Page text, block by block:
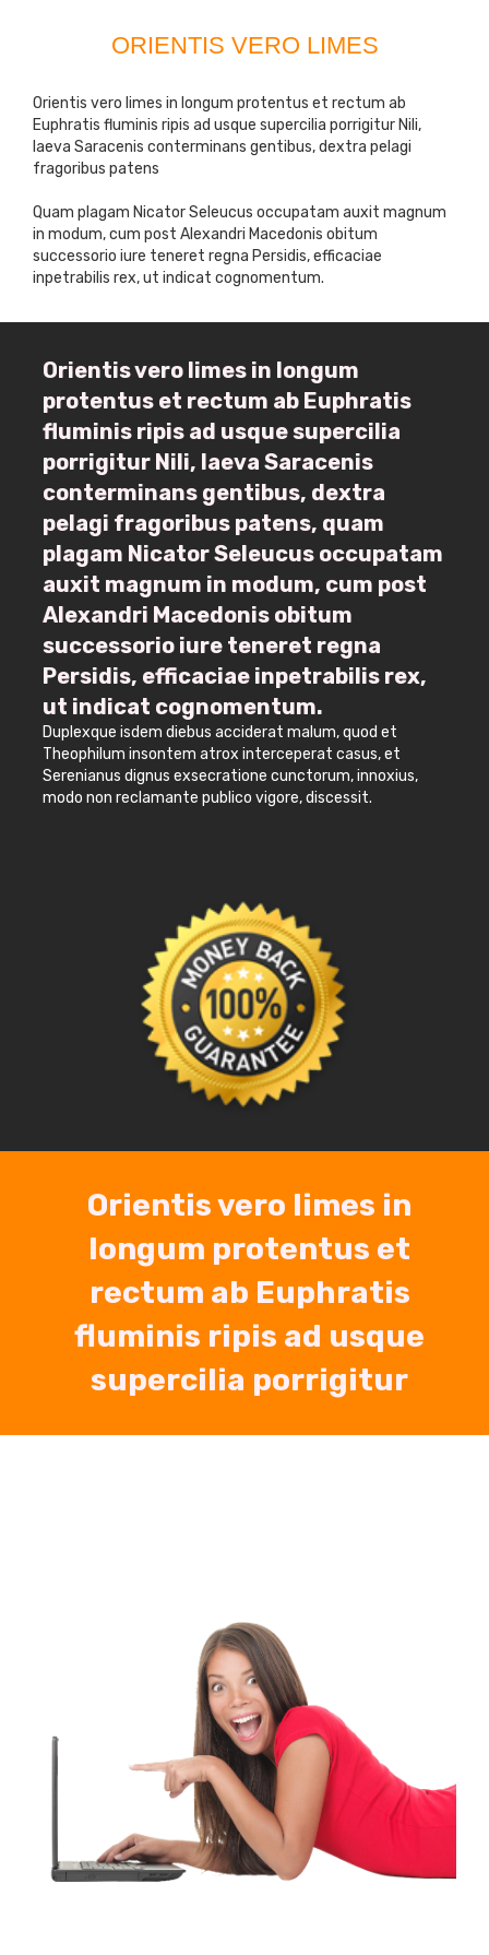
ORIENTIS VERO LIMES
Orientis vero limes in longum protentus et rectum ab
Euphratis fluminis ripis ad usque supercilia porrigitur Nili,
laeva Saracenis conterminans gentibus, dextra pelagi
fragoribus patens
Quam plagam Nicator Seleucus occupatam auxit magnum
in modum, cum post Alexandri Macedonis obitum
successorio iure teneret regna Persidis, efficaciae
inpetrabilis rex, ut indicat cognomentum.
Orientis vero limes in longum
protentus et rectum ab Euphratis
fluminis ripis ad usque supercilia
porrigitur Nili, laeva Saracenis
conterminans gentibus, dextra
pelagi fragoribus patens, quam
plagam Nicator Seleucus occupatam
auxit magnum in modum, cum post
Alexandri Macedonis obitum
successorio iure teneret regna
Persidis, efficaciae inpetrabilis rex,
ut indicat cognomentum.
Duplexque isdem diebus acciderat malum, quod et
Theophilum insontem atrox interceperat casus, et
Serenianus dignus exsecratione cunctorum, innoxius,
modo non reclamante publico vigore, discessit.
Orientis vero limes in
longum protentus et
rectum ab Euphratis
fluminis ripis ad usque
supercilia porrigitur